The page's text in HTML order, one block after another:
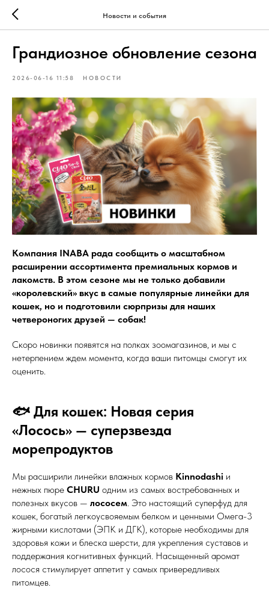
Новости и события
Грандиозное обновление сезона
2026-06-16 11:58 НОВОСТИ
Компания INABA рада сообщить о масштабном
расширении ассортимента премиальных кормов и
лакомств. В этом сезоне мы не только добавили
«королевский» вкус в самые популярные линейки для
кошек, но и подготовили сюрпризы для наших
четвероногих друзей — собак!
Скоро новинки появятся на полках зоомагазинов, и мы с
нетерпением ждем момента, когда ваши питомцы смогут их
оценить.
🐟 Для кошек: Новая серия
«Лосось» — суперзвезда
морепродуктов
Мы расширили линейки влажных кормов Kinnodashi и
нежных пюре CHURU одним из самых востребованных и
полезных вкусов — лососем. Это настоящий суперфуд для
кошек, богатый легкоусвояемым белком и ценными Омега-3
жирными кислотами (ЭПК и ДГК), которые необходимы для
здоровья кожи и блеска шерсти, для укрепления суставов и
поддержания когнитивных функций. Насыщенный аромат
лосося стимулирует аппетит у самых привередливых
питомцев.